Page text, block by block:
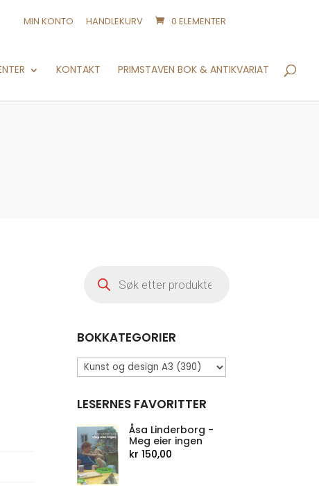
MIN KONTO HANDLEKURV 0 ELEMENTER
KONTAKT PRIMSTAVEN BOK & ANTIKVARIAT
search
BOKKATEGORIER
LESERNES FAVORITTER
Åsa Linderborg -
Meg eier ingen
kr 150,00